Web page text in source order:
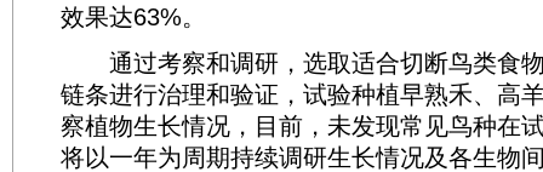
效果达63%。
通过考察和调研，选取适合切断鸟类食
链条进行治理和验证，试验种植早熟禾、高
察植物生长情况，目前，未发现常见鸟种在
将以一年为周期持续调研生长情况及各生物